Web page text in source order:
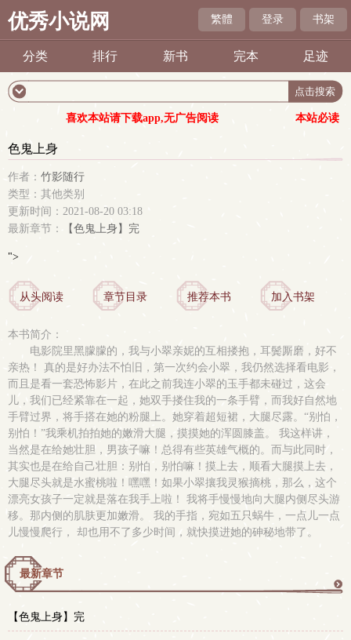
优秀小说网 繁體 登录 书架
分类 排行 新书 完本 足迹
喜欢本站请下载app,无广告阅读 本站必读
色鬼上身
作者： 竹影随行
类型：其他类别
更新时间：2021-08-20 03:18
最新章节：
【色鬼上身】完
">
从头阅读 章节目录 推荐本书 加入书架
本书简介：
电影院里黑朦朦的，我与小翠亲妮的互相搂抱，耳鬓厮磨，好不
亲热！ 真的是好办法不怕旧，第一次约会小翠，我仍然选择看电影，
而且是看一套恐怖影片，在此之前我连小翠的玉手都未碰过，这会
儿，我们已经紧靠在一起，她双手搂住我的一条手臂，而我好自然地
手臂过界，将手搭在她的粉腿上。她穿着超短裙，大腿尽露。“别怕，
别怕！”我乘机拍拍她的嫩滑大腿，摸摸她的浑圆膝盖。 我这样讲，
当然是在给她壮胆，男孩子嘛！总得有些英雄气概的。而与此同时，
其实也是在给自己壮胆：别怕，别怕嘛！摸上去，顺看大腿摸上去，
大腿尽头就是水蜜桃啦！嘿嘿！如果小翠攘我灵猴摘桃，那么，这个
漂亮女孩子一定就是落在我手上啦！ 我将手慢慢地向大腿内侧尽头游
移。那内侧的肌肤更加嫩滑。 我的手指，宛如五只蜗牛，一点儿一点
儿慢慢爬行， 却也用不了多少时间，就快摸进她的砷秘地带了。
最新章节
【色鬼上身】完